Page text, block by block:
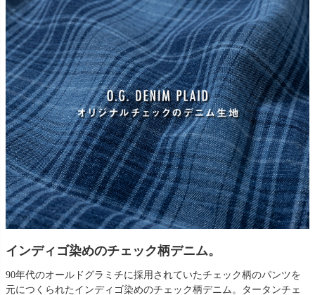
インディゴ染めのチェック柄デニム。
90年代のオールドグラミチに採用されていたチェック柄のパンツを
元につくられたインディゴ染めのチェック柄デニム。タータンチェ